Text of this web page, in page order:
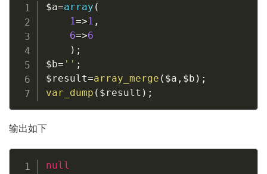
$a=array (
1=>1 ,
6=>6
) ;
$b= '' ;
$result=array_merge ( $a , $b ) ;
var_dump ( $result ) ;
输出如下
null